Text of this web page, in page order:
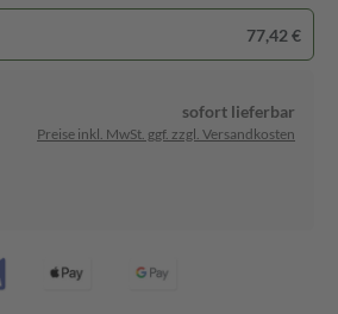
77,42 €
sofort lieferbar
Preise inkl. MwSt. ggf. zzgl. Versandkosten